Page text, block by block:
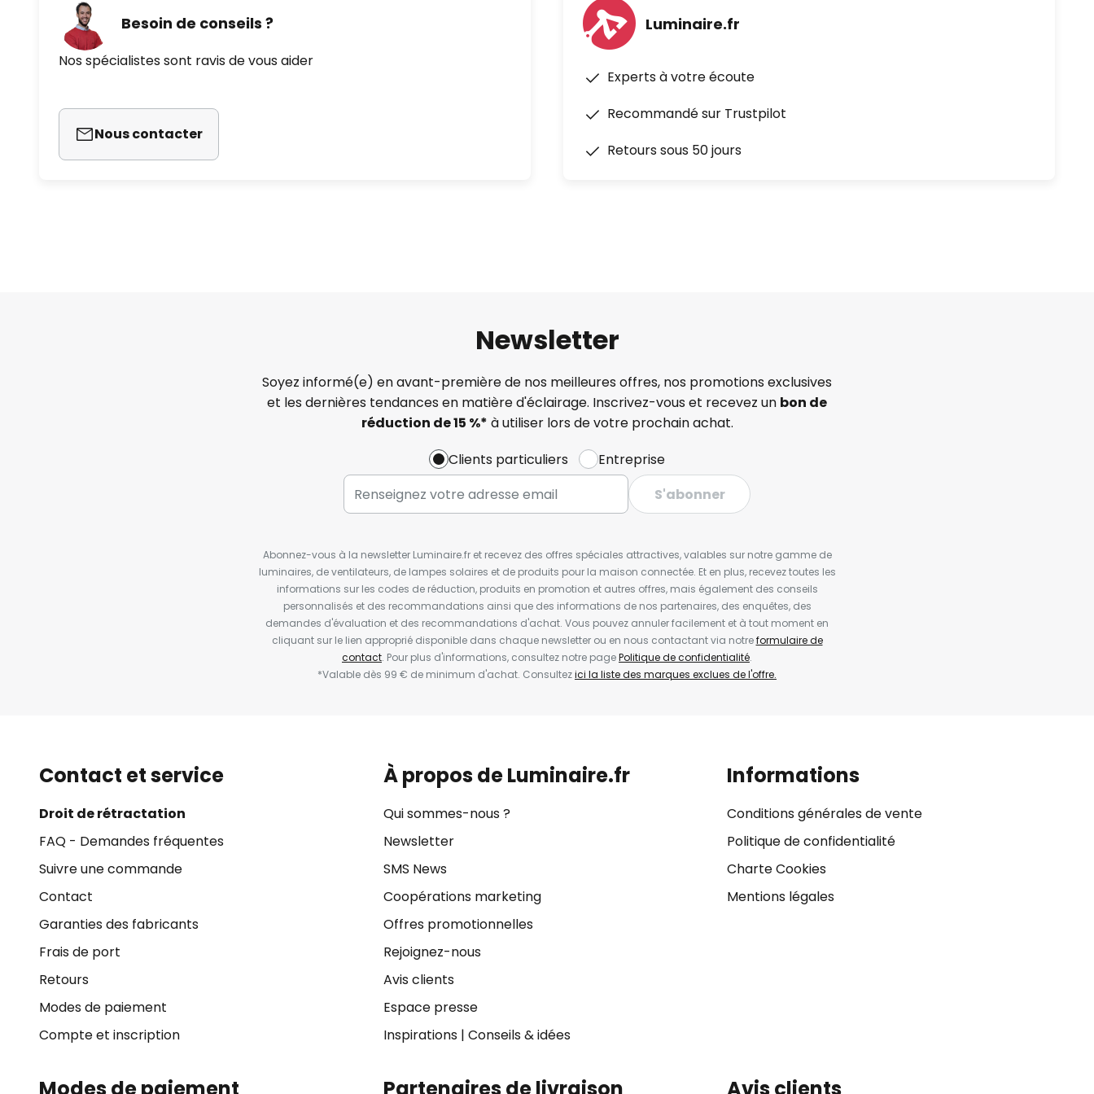
Besoin de conseils ?
Nos spécialistes sont ravis de vous aider
Nous contacter
Luminaire.fr
Experts à votre écoute
Recommandé sur Trustpilot
Retours sous 50 jours
Newsletter
Soyez informé(e) en avant-première de nos meilleures offres, nos promotions exclusives
et les dernières tendances en matière d'éclairage. Inscrivez-vous et recevez un bon de
réduction de 15 %* à utiliser lors de votre prochain achat.
Clients particuliers
Entreprise
S'abonner
Abonnez-vous à la newsletter Luminaire.fr et recevez des offres spéciales attractives, valables sur notre gamme de
luminaires, de ventilateurs, de lampes solaires et de produits pour la maison connectée. Et en plus, recevez toutes les
informations sur les codes de réduction, produits en promotion et autres offres, mais également des conseils
personnalisés et des recommandations ainsi que des informations de nos partenaires, des enquêtes, des
demandes d'évaluation et des recommandations d'achat. Vous pouvez annuler facilement et à tout moment en
cliquant sur le lien approprié disponible dans chaque newsletter ou en nous contactant via notreformulaire de
contact. Pour plus d'informations, consultez notre pagePolitique de confidentialité.
*Valable dès 99 € de minimum d'achat. Consultezici la liste des marques exclues de l'offre.
Contact et service
Droit de rétractation
FAQ - Demandes fréquentes
Suivre une commande
Contact
Garanties des fabricants
Frais de port
Retours
Modes de paiement
Compte et inscription
À propos de Luminaire.fr
Qui sommes-nous ?
Newsletter
SMS News
Coopérations marketing
Offres promotionnelles
Rejoignez-nous
Avis clients
Espace presse
Inspirations| Conseils & idées
Informations
Conditions générales de vente
Politique de confidentialité
Charte Cookies
Mentions légales